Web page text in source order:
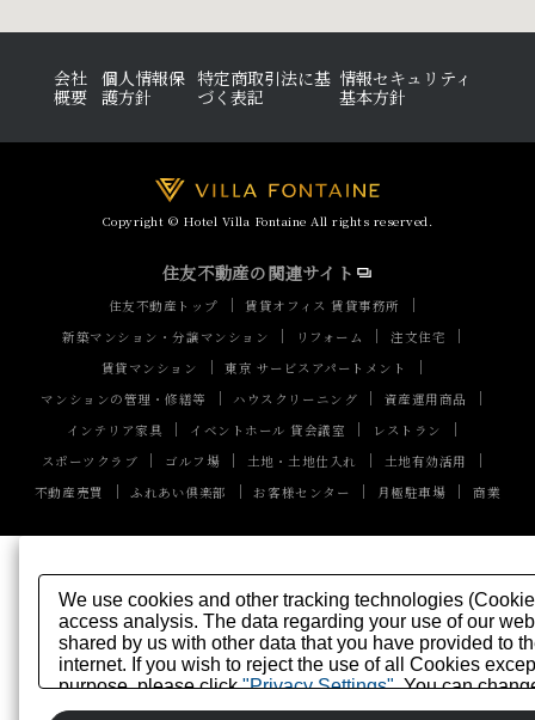
会社
概要
個人情報保
護方針
特定商取引法に基
づく表記
情報セキュリティ
基本方針
Copyright © Hotel Villa Fontaine All rights reserved.
住友不動産の関連サイト
住友不動産トップ
賃貸オフィス 賃貸事務所
新築マンション・分譲マンション
リフォーム
注文住宅
賃貸マンション
東京 サービスアパートメント
マンションの管理・修繕等
ハウスクリーニング
資産運用商品
インテリア家具
イベントホール 貸会議室
レストラン
スポーツクラブ
ゴルフ場 土地・土地仕入れ
土地有効活用
不動産売買
ふれあい倶楽部 お客様センター 月極駐車場 商業
We use cookies and other tracking technologies
access analysis. The data regarding your use of our
shared by us with other data that you have provided to
internet. If you wish to reject the use of all Cookies
purpose, please click"Privacy Settings". You can
Privacy Policyor the website footer.